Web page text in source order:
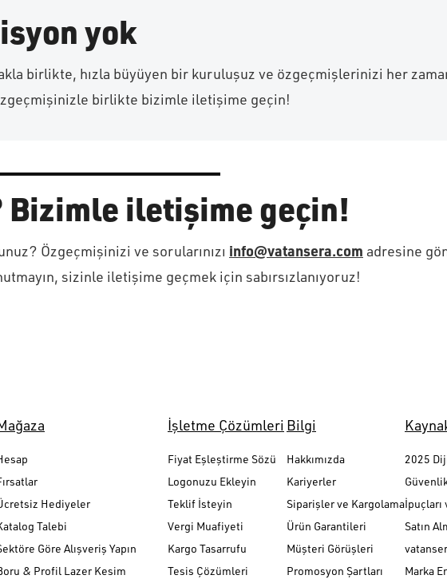
yok
birlikte, hızla büyüyen bir kuruluşuz ve özgeçmişlerinizi her
birlikte bizimle iletişime geçin!
iletişime geçin!
Özgeçmişinizi ve sorularınızı info@vatansera.com adresine
sizinle iletişime geçmek için sabırsızlanıyoruz!
Hediyeler
Talebi
Göre Alışveriş Yapın
& Profil Lazer Kesim
İşletme Çözümleri
Fiyat Eşleştirme Sözü
Logonuzu Ekleyin
Teklif İsteyin
Vergi Muafiyeti
Kargo Tasarrufu
Tesis Çözümleri
Bilgi
Hakkımızda
Kariyerler
Siparişler ve Kargolama
Ürün Garantileri
Müşteri Görüşleri
Promosyon Şartları
2025
İpuçları
Satın
Marka